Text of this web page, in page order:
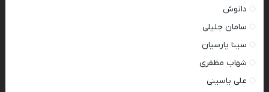
دانوش
سامان جلیلی
سینا پارسیان
شهاب مظفری
علی یاسینی